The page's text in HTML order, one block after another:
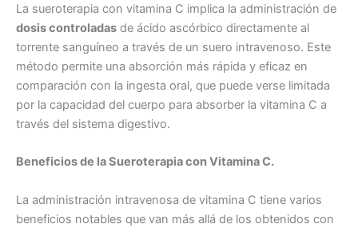
La sueroterapia con vitamina C implica la administración de
dosis controladas de ácido ascórbico directamente al
torrente sanguíneo a través de un suero intravenoso. Este
método permite una absorción más rápida y eficaz en
comparación con la ingesta oral, que puede verse limitada
por la capacidad del cuerpo para absorber la vitamina C a
través del sistema digestivo.
Beneficios de la Sueroterapia con Vitamina C.
La administración intravenosa de vitamina C tiene varios
beneficios notables que van más allá de los obtenidos con